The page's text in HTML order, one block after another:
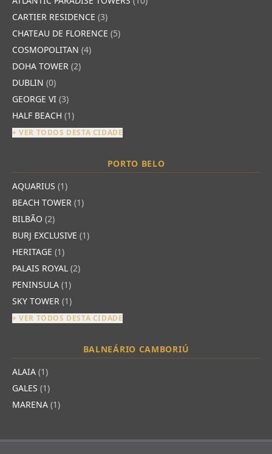
CARTIER RESIDENCE (3)
CHATEAU DE FLORENCE (5)
COSMOPOLITAN (4)
DOHA TOWER (2)
DUBLIN (0)
GEORGE VI (3)
HALF BEACH (1)
+ VER TODOS DESTA CIDADE
PORTO BELO
AQUARIUS (1)
BEACH TOWER (1)
BILBÃO (2)
BURJ EXCLUSIVE (1)
HERITAGE (1)
PALAIS ROYAL (2)
PENINSULA (1)
SKY TOWER (1)
+ VER TODOS DESTA CIDADE
BALNEÁRIO CAMBORIÚ
ALAIA (1)
GALES (1)
MARENA (1)